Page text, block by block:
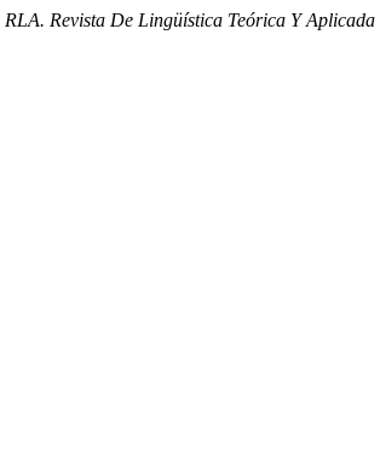
RLA. Revista De Lingüística Teórica Y Aplicada